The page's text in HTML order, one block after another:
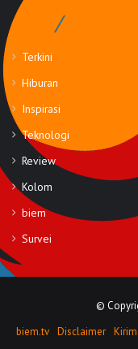
Rubrik
Terkini
Hiburan
Inspirasi
Teknologi
Review
Kolom
biem
Survei
©
biem.tv Disclaimer